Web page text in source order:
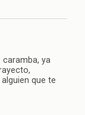
ya
que te